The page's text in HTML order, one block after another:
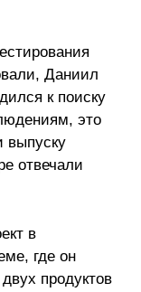
Даниил
к поиску
это
выпуску
отвечали
в
где он
продуктов